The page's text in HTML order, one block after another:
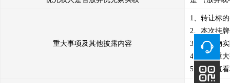
重大事项及其他披露内容
1、转让标
2、本次挂
3、标的物
4、其他重
5、标的查